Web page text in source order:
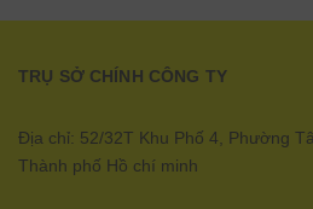
TRỤ SỞ CHÍNH CÔNG TY
Địa chỉ: 52/32T Khu Phố 4, Phường
Thành phố Hồ chí minh